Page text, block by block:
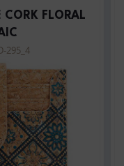
CORK FLORAL
295_4